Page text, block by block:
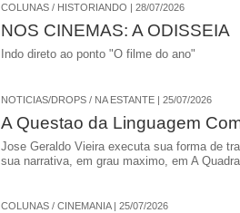
COLUNAS / HISTORIANDO | 28/07/2026
NOS CINEMAS: A ODISSEIA
Indo direto ao ponto "O filme do ano"
NOTICIAS/DROPS / NA ESTANTE | 25/07/2026
A Questao da Linguagem
Jose Geraldo Vieira executa sua forma de
sua narrativa, em grau maximo, em A
COLUNAS / CINEMANIA | 25/07/2026